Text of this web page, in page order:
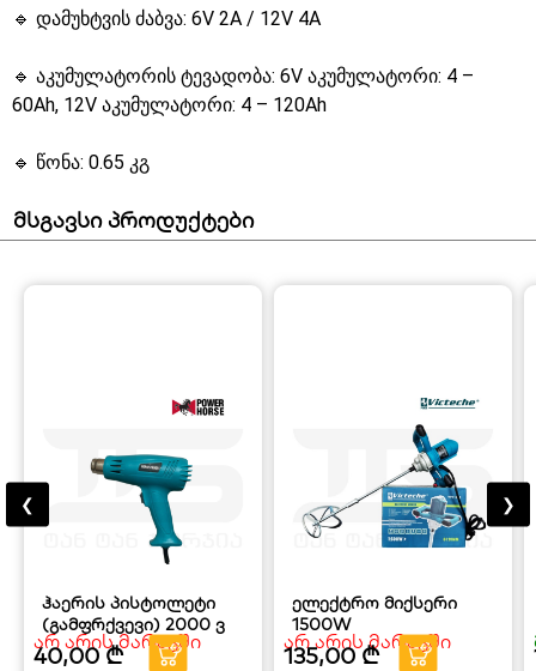
🔹 დამუხტვის ძაბვა: 6V 2A / 12V 4A
🔹 აკუმულატორის ტევადობა: 6V აკუმულატორი: 4 –
60Ah, 12V აკუმულატორი: 4 – 120Ah
🔹 წონა: 0.65 კგ
მსგავსი პროდუქტები
ჰაერის პისტოლეტი
(გამფრქვევი) 2000 ვ
არ არის მარაგში
40,00₾
ელექტრო მიქსერი
1500W
არ არის მარაგში
135,00₾
❮ ❯